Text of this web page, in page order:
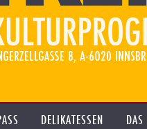
DELIKATESSEN